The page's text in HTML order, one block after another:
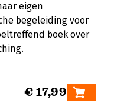
eigen
begeleiding voor
boek over
€ 17,99